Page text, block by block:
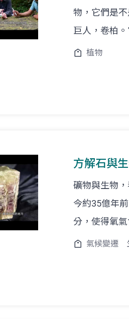
物，它們是
巨人，卷柏
植物
方解石與
礦物與生物
今約35億年
分，使得氧
氣候變遷